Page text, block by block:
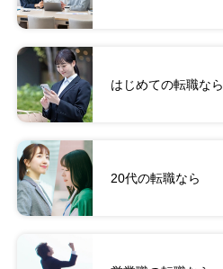
はじめての転職なら
20代の転職なら